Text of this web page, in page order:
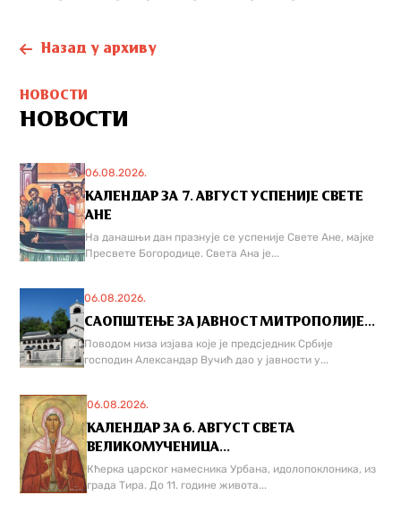
Назад у архиву
НОВОСТИ
НОВОСТИ
06.08.2026.
КАЛЕНДАР ЗА 7. АВГУСТ УСПЕНИЈЕ СВЕТЕ
АНЕ
На данашњи дан празнује се успеније Свете Ане, мајке
Пресвете Богородице. Света Ана је...
06.08.2026.
САОПШТЕЊЕ ЗА ЈАВНОСТ МИТРОПОЛИЈЕ...
Поводом низа изјава које је предсједник Србије
господин Александар Вучић дао у јавности у...
06.08.2026.
КАЛЕНДАР ЗА 6. АВГУСТ СВЕТА
ВЕЛИКОМУЧЕНИЦА...
Кћерка царског намесника Урбана, идолопоклоника, из
града Тира. До 11. године живота...